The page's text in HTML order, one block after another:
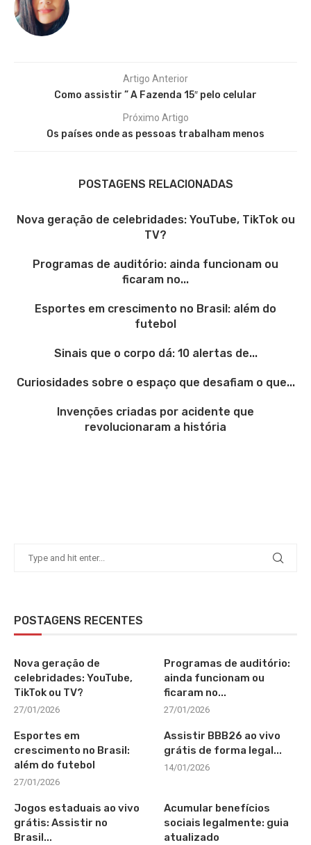
Artigo Anterior
Como assistir ” A Fazenda 15″ pelo celular
Próximo Artigo
Os países onde as pessoas trabalham menos
POSTAGENS RELACIONADAS
Nova geração de celebridades: YouTube, TikTok ou
TV?
Programas de auditório: ainda funcionam ou
ficaram no...
Esportes em crescimento no Brasil: além do
futebol
Sinais que o corpo dá: 10 alertas de...
Curiosidades sobre o espaço que desafiam o que...
Invenções criadas por acidente que
revolucionaram a história
POSTAGENS RECENTES
Nova geração de
celebridades: YouTube,
TikTok ou TV?
27/01/2026
Programas de auditório:
ainda funcionam ou
ficaram no...
27/01/2026
Esportes em
crescimento no Brasil:
além do futebol
27/01/2026
Assistir BBB26 ao vivo
grátis de forma legal...
14/01/2026
Jogos estaduais ao vivo
grátis: Assistir no
Brasil...
Acumular benefícios
sociais legalmente: guia
atualizado